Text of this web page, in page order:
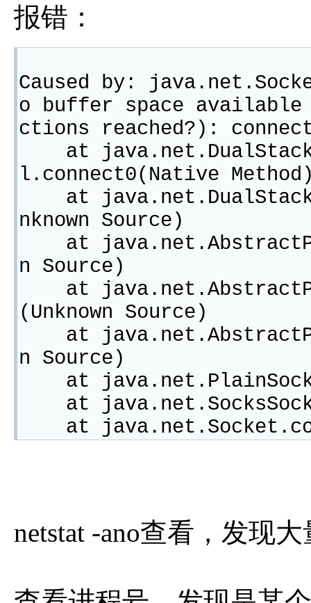
报错：
Caused by:
o buffer space available
ctions reached?):
at
l.connect0(Native
at
nknown Source)
at
n Source)
at
(Unknown Source)
at
n Source)
at
at
at
netstat -ano查看，发现